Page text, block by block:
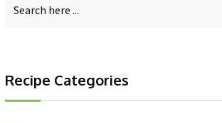
Recipe Categories